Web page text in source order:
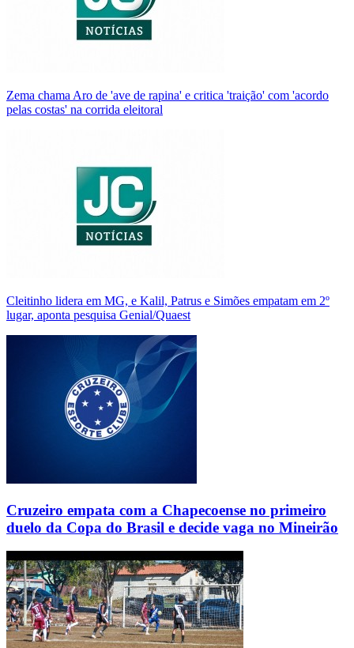
Zema chama Aro de 'ave de rapina' e critica 'traição' com 'acordo
pelas costas' na corrida eleitoral
Cleitinho lidera em MG, e Kalil, Patrus e Simões empatam em 2º
lugar, aponta pesquisa Genial/Quaest
Cruzeiro empata com a Chapecoense no primeiro
duelo da Copa do Brasil e decide vaga no Mineirão